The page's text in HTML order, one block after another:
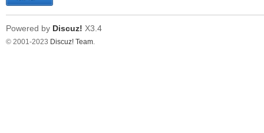
Powered by Discuz! X3.4
© 2001-2023 Discuz! Team.